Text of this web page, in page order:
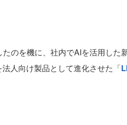
のを機に、社内でAIを活用した
人向け製品として進化させた「